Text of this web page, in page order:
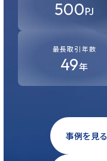
事例を見る
500PJ
最長取引年数
49年